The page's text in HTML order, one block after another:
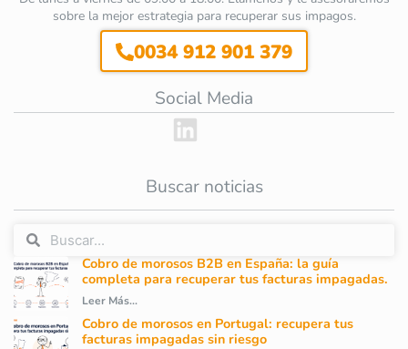
sobre la mejor estrategia para recuperar sus impagos.
0034 912 901 379
Social Media
Buscar noticias
Cobro de morosos B2B en España: la guía
completa para recuperar tus facturas impagadas.
Leer Más...
Cobro de morosos en Portugal: recupera tus
facturas impagadas sin riesgo